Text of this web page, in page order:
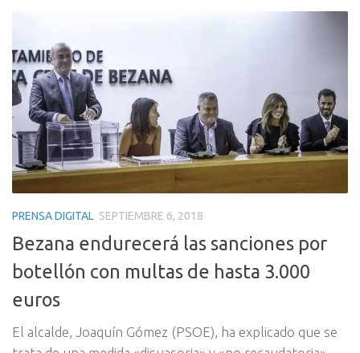
PRENSA DIGITAL SEPTIEMBRE 6, 2018
Bezana endurecerá las sanciones por
botellón con multas de hasta 3.000
euros
El alcalde, Joaquín Gómez (PSOE), ha explicado que se